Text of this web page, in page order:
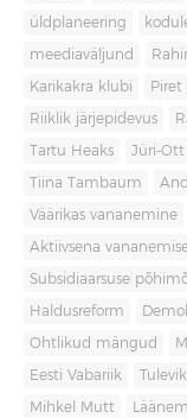
üldplaneering
meediaväljund
Karikakra klubi Piret
Riiklik järjepidevus
Tartu Heaks Jüri-Ott
Tiina Tambaum
Väärikas vananemine
Aktiivsena
Subsidiaarsuse
Haldusreform
Ohtlikud mängud
Eesti Vabariik Tulevik
Mihkel Mutt